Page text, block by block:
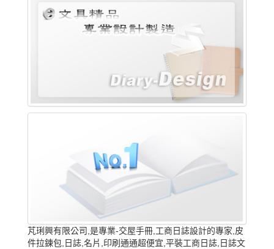
芃琍興有限公司,是專業-交屋手冊,工商日誌設計的專家,皮
件拉鍊包,日誌,名片,印刷通通超便宜,平裝工商日誌,日誌文